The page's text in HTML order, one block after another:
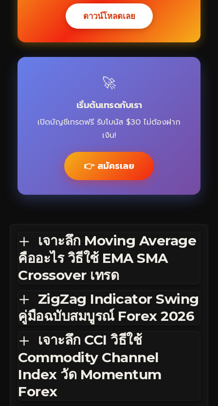
ดาวน์โหลดเลย
🚀
เริ่มต้นเทรดกับเรา
เปิดบัญชีเทรดฟรี รับโบนัส $30 ไม่ต้องฝาก
เงิน!
👉 สมัครเลย
เจาะลึก Moving Average
คืออะไร วิธีใช้ EMA SMA
Crossover เทรด
ZigZag Indicator Swing
คู่มือฉบับสมบูรณ์ Forex 2026
เจาะลึก CCI วิธีใช้
Commodity Channel
Index วัด Momentum
Forex